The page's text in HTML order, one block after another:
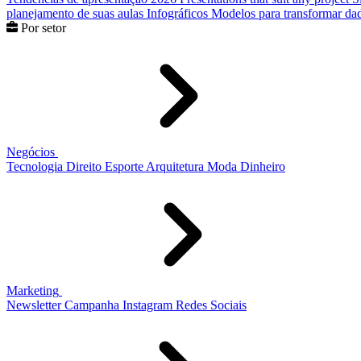
planejamento de suas aulas Infográficos Modelos para transformar
Por setor
Negócios
Tecnologia Direito Esporte Arquitetura Moda Dinheiro
Marketing
Newsletter Campanha Instagram Redes Sociais